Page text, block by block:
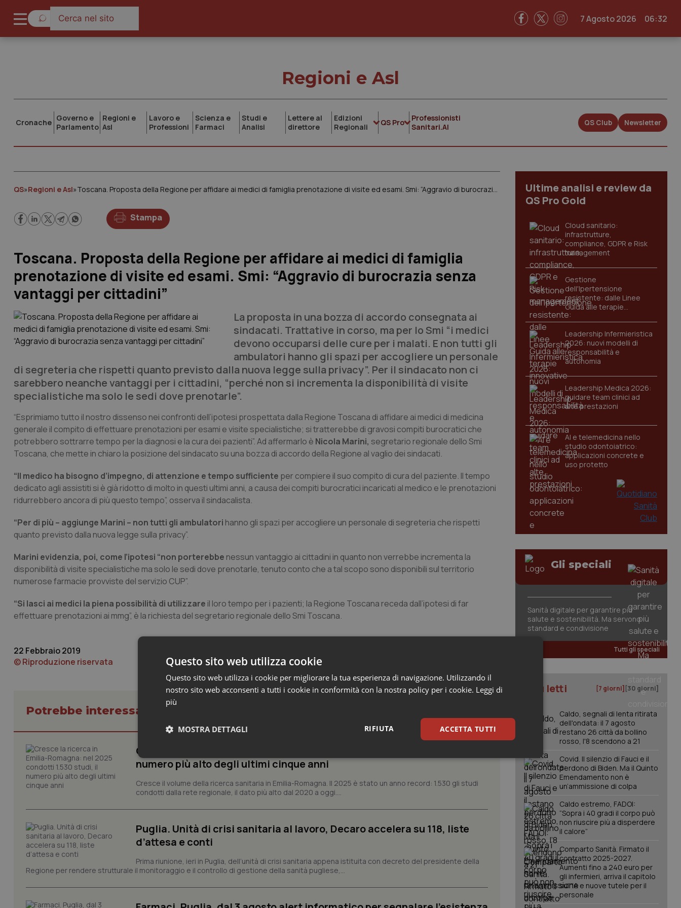
7 Agosto 2026 06:32
Regioni e Asl
Cronache Governo e
Parlamento
Regioni e
Asl
Lavoro e
Professioni
Scienza e
Farmaci
Studi e
Analisi
Lettere al
direttore
Edizioni
Regionali
QS Pro
Professionisti
Sanitari.AI
QS Club Newsletter
QS»Regioni e Asl» Toscana. Proposta della Regione per affidare ai medici di famiglia prenotazione di visite ed esami. Smi: “Aggravio di burocrazia senza vantaggi per cittadini”
Stampa
Toscana. Proposta della Regione per affidare ai medici di famiglia
prenotazione di visite ed esami. Smi: “Aggravio di burocrazia senza
vantaggi per cittadini”
La proposta in una bozza di accordo consegnata ai
sindacati. Trattative in corso, ma per lo Smi “i medici
devono occuparsi delle cure per i malati. E non tutti gli
ambulatori hanno gli spazi per accogliere un personale
di segreteria che rispetti quanto previsto dalla nuova legge sulla privacy”. Per il sindacato non ci
sarebbero neanche vantaggi per i cittadini, “perché non si incrementa la disponibilità di visite
specialistiche ma solo le sedi dove prenotarle”.
“Esprimiamo tutto il nostro dissenso nei confronti dell’ipotesi prospettata dalla Regione Toscana di affidare ai medici di medicina
generale il compito di effettuare prenotazioni per esami e visite specialistiche; si tratterebbe di gravosi compiti burocratici che
potrebbero sottrarre tempo per la diagnosi e la cura dei pazienti”. Ad affermarlo è Nicola Marini, segretario regionale dello Smi
Toscana, che mette in chiaro la posizione del sindacato su una bozza di accordo della Regione al vaglio dei sindacati.
“Il medico ha bisogno d’impegno, di attenzione e tempo sufficiente per compiere il suo compito di cura del paziente. Il tempo
dedicato agli assistiti si è già ridotto di molto in questi ultimi anni, a causa dei compiti burocratici incaricati al medico e le prenotazioni
ridurrebbero ancora di più questo tempo”, osserva il sindacalista.
“Per di più – aggiunge Marini – non tutti gli ambulatori hanno gli spazi per accogliere un personale di segreteria che rispetti
quanto previsto dalla nuova legge sulla privacy”.
Marini evidenzia, poi, come l’ipotesi “non porterebbe nessun vantaggio ai cittadini in quanto non verrebbe incrementa la
disponibilità di visite specialistiche ma solo le sedi dove prenotarle, tenuto conto che a tal scopo sono disponibili sul territorio
numerose farmacie provviste del servizio CUP”.
“Si lasci ai medici la piena possibilità di utilizzare il loro tempo per i pazienti; la Regione Toscana receda dall’ipotesi di far
effettuare prenotazioni ai mmg”, è la richiesta del segretario regionale dello Smi Toscana.
22 Febbraio 2019
© Riproduzione riservata
Potrebbe interessarti in Regioni e Asl
Cresce la ricerca in Emilia-Romagna: nel 2025 condotti 1.530 studi, il
numero più alto degli ultimi cinque anni
Cresce il volume della ricerca sanitaria in Emilia-Romagna. Il 2025 è stato un anno record: 1.530 gli studi
condotti dalla rete regionale, il dato più alto dal 2020 a oggi....
Puglia. Unità di crisi sanitaria al lavoro, Decaro accelera su 118, liste
d’attesa e conti
Prima riunione, ieri in Puglia, dell’unità di crisi sanitaria appena istituita con decreto del presidente della
Regione per rendere strutturale il monitoraggio e il controllo di gestione della sanità pugliese,...
Ultime analisi e review da
QS Pro Gold
Cloud sanitario:
infrastrutture,
compliance, GDPR e Risk
management
Gestione
dell'Ipertensione
resistente: dalle Linee
Guida alle terapie
innovative
Leadership Infermieristica
2026: nuovi modelli di
responsabilità e
autonomia
Leadership Medica 2026:
guidare team clinici ad
alte prestazioni
AI e telemedicina nello
studio odontoiatrico:
applicazioni concrete e
uso protetto
Gli speciali
Sanità digitale per garantire più
salute e sostenibilità. Ma servono
standard e condivisione
Tutti gli speciali
I più letti [7 giorni] [30 giorni]
Caldo, segnali di lenta ritirata
dell'ondata: il 7 agosto
restano 26 città da bollino
rosso, l'8 scendono a 21
Covid. Il silenzio di Fauci e il
perdono di Biden. Ma il Quinto
Emendamento non è
un’ammissione di colpa
Caldo estremo, FADOI:
“Sopra i 40 gradi il corpo può
non riuscire più a disperdere
il calore”
Comparto Sanità. Firmato il
contratto 2025-2027.
Aumenti fino a 240 euro per
gli infermieri, arriva il capitolo
sull'IA e nuove tutele per il
personale
Questo sito web utilizza cookie
Questo sito web utilizza i cookie per migliorare la tua esperienza di navigazione. Utilizzando il
nostro sito web acconsenti a tutti i cookie in conformità con la nostra policy per i cookie. Leggi di
più
ACCETTA TUTTI
RIFIUTA
MOSTRA DETTAGLI
Necessari Statistici Marketing
Necessari Statistici Marketing
e l'accesso alle aree protette del sito. Il sito web non è in grado di funzionare correttamente senza questi cookie.
Nome
Fornitore /Dominio Scadenza
VISITOR_PRIVACY_METADATA
YouTube
5 mesi 4
Questo cookie viene utilizzato per memorizzare le